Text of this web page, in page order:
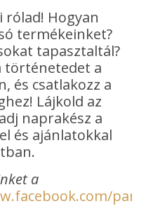
rólad! Hogyan
termékeinket?
tapasztaltál?
történetedet a
és csatlakozz a
Lájkold az
naprakész a
és ajánlatokkal
a